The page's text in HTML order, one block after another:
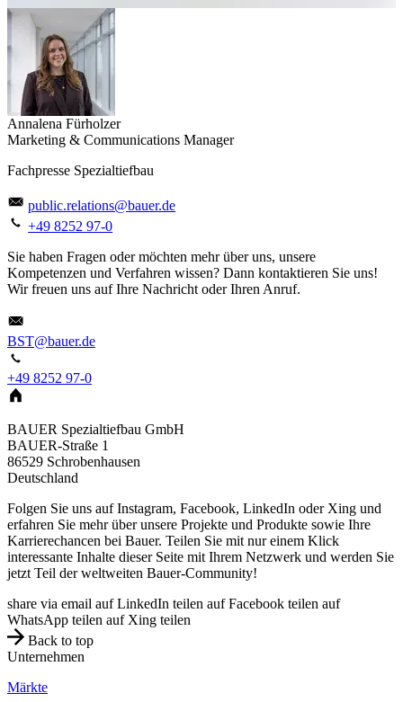
Annalena Fürholzer
Marketing & Communications Manager
Fachpresse Spezialtiefbau
public.relations@bauer.de
+49 8252 97-0
Sie haben Fragen oder möchten mehr über uns, unsere
Kompetenzen und Verfahren wissen? Dann kontaktieren Sie uns!
Wir freuen uns auf Ihre Nachricht oder Ihren Anruf.
BST@bauer.de
+49 8252 97-0
BAUER Spezialtiefbau GmbH
BAUER-Straße 1
86529 Schrobenhausen
Deutschland
Folgen Sie uns auf Instagram, Facebook, LinkedIn oder Xing und
erfahren Sie mehr über unsere Projekte und Produkte sowie Ihre
Karrierechancen bei Bauer. Teilen Sie mit nur einem Klick
interessante Inhalte dieser Seite mit Ihrem Netzwerk und werden Sie
jetzt Teil der weltweiten Bauer-Community!
share via email auf LinkedIn teilen auf Facebook teilen auf
WhatsApp teilen auf Xing teilen
Back to top
Unternehmen
Märkte